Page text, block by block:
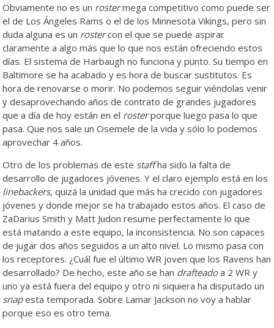
Obviamente no es un rostermega competitivo como puede ser
el de Los Ángeles Rams o el de los Minnesota Vikings, pero sin
duda alguna es un rostercon el que se puede aspirar
claramente a algo más que lo que nos están ofreciendo estos
días. El sistema de Harbaugh no funciona y punto. Su tiempo en
Baltimore se ha acabado y es hora de buscar sustitutos. Es
hora de renovarse o morir. No podemos seguir viéndolas venir
y desaprovechando años de contrato de grandes jugadores
que a día de hoy están en el rosterporque luego pasa lo que
pasa. Que nos sale un Osemele de la vida y sólo lo podemos
aprovechar 4 años.
Otro de los problemas de este staffha sido la falta de
desarrollo de jugadores jóvenes. Y el claro ejemplo está en los
linebackers, quizá la unidad que más ha crecido con jugadores
jóvenes y donde mejor se ha trabajado estos años. El caso de
ZaDarius Smith y Matt Judon resume perfectamente lo que
está matando a este equipo, la inconsistencia. No son capaces
de jugar dos años seguidos a un alto nivel. Lo mismo pasa con
los receptores. ¿Cuál fue el último WR joven que los Ravens han
desarrollado? De hecho, este año se han drafteadoa 2 WR y
uno ya está fuera del equipo y otro ni siquiera ha disputado un
snapesta temporada. Sobre Lamar Jackson no voy a hablar
porque eso es otro tema.